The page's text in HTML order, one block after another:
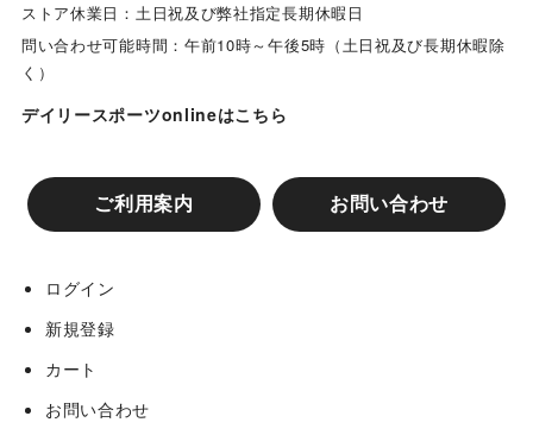
ストア休業日：土日祝及び弊社指定長期休暇日
問い合わせ可能時間：午前10時～午後5時（土日祝及び長期休暇除
く）
デイリースポーツonlineはこちら
ご利用案内 お問い合わせ
ログイン
新規登録
カート
お問い合わせ